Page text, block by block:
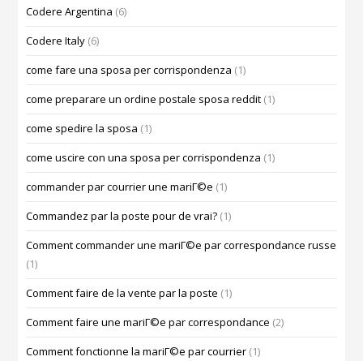
Codere Argentina (6)
Codere Italy (6)
come fare una sposa per corrispondenza (1)
come preparare un ordine postale sposa reddit (1)
come spedire la sposa (1)
come uscire con una sposa per corrispondenza (1)
commander par courrier une mariГ©e (1)
Commandez par la poste pour de vrai? (1)
Comment commander une mariГ©e par correspondance russe
(1)
Comment faire de la vente par la poste (1)
Comment faire une mariГ©e par correspondance (2)
Comment fonctionne la mariГ©e par courrier (1)